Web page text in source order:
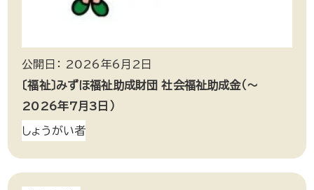
公開日： 2026年6月2日
〔福祉〕みずほ福祉助成財団 社会福祉助成金（～
2026年7月3日）
しょうがい者